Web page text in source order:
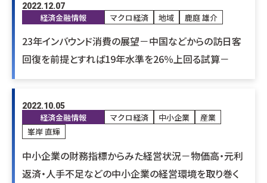
2022.12.07
経済金融情報 マクロ経済 地域 鹿庭 雄介
23年インバウンド消費の展望－中国などからの訪日客
回復を前提とすれば19年水準を26％上回る試算－
2022.10.05
経済金融情報 マクロ経済 中小企業
産業
峯岸 直輝
中小企業の財務指標からみた経営状況－物価高・元利
返済・人手不足などの中小企業の経営環境を取り巻く